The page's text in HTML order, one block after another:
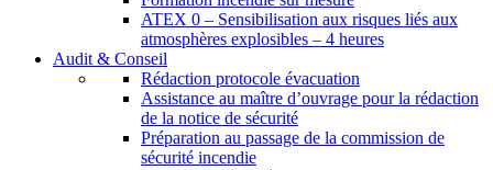
ATEX 0 – Sensibilisation aux risques liés aux
atmosphères explosibles – 4 heures
Audit & Conseil
Rédaction protocole évacuation
Assistance au maître d’ouvrage pour la rédaction
de la notice de sécurité
Préparation au passage de la commission de
sécurité incendie